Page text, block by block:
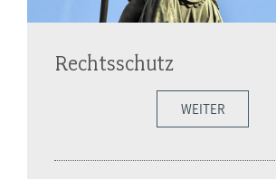
Rechtsschutz
WEITER